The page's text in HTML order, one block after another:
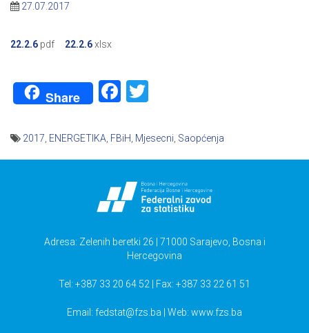
27.07.2017
22.2.6 pdf 22.2.6xlsx
Share Facebook
2017 ENERGETIKA FBiH Mjesecni Saopćenja
Adresa: Zelenih beretki 26 | 71000 Sarajevo, Bosna i
Hercegovina
Tel: +387 33 20 64 52 | Fax: +387 33 22 61 51
Email: fedstat@fzs.ba | Web: www.fzs.ba